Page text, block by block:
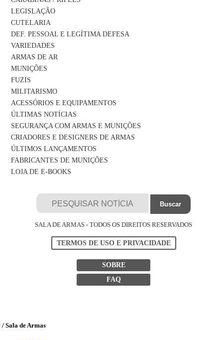
LEGISLAÇÃO
CUTELARIA
DEF. PESSOAL E LEGÍTIMA DEFESA
VARIEDADES
ARMAS DE AR
MUNIÇÕES
FUZIS
MILITARISMO
ACESSÓRIOS E EQUIPAMENTOS
ÚLTIMAS NOTÍCIAS
SEGURANÇA COM ARMAS E MUNIÇÕES
CRIADORES E DESIGNERS DE ARMAS
ÚLTIMOS LANÇAMENTOS
FABRICANTES DE MUNIÇÕES
LOJA DE E-BOOKS
SALA DE ARMAS - TODOS OS DIREITOS RESERVADOS
TERMOS DE USO E PRIVACIDADE
SOBRE
FAQ
/ Sala de Armas